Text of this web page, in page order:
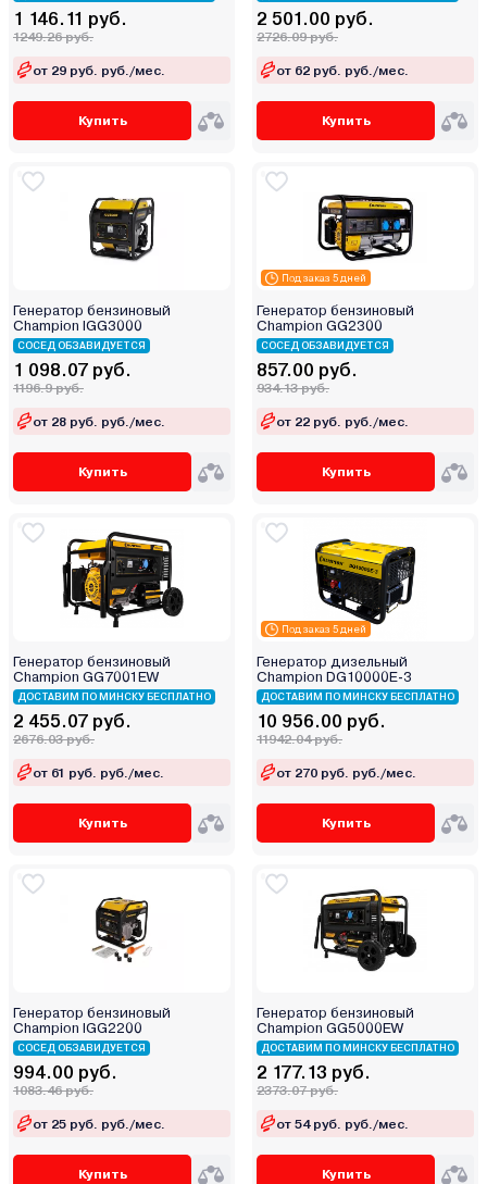
1 146.11 руб.
1249.26 руб.
от 29 руб. руб./мес.
Купить
2 501.00 руб.
2726.09 руб.
от 62 руб. руб./мес.
Купить
Генератор бензиновый
Champion IGG3000
СОСЕД ОБЗАВИДУЕТСЯ
1 098.07 руб.
1196.9 руб.
от 28 руб. руб./мес.
Купить
Под заказ 5 дней
Генератор бензиновый
Champion GG2300
СОСЕД ОБЗАВИДУЕТСЯ
857.00 руб.
934.13 руб.
от 22 руб. руб./мес.
Купить
Генератор бензиновый
Champion GG7001EW
ДОСТАВИМ ПО МИНСКУ БЕСПЛАТНО
2 455.07 руб.
2676.03 руб.
от 61 руб. руб./мес.
Купить
Под заказ 5 дней
Генератор дизельный
Champion DG10000E-3
ДОСТАВИМ ПО МИНСКУ БЕСПЛАТНО
10 956.00 руб.
11942.04 руб.
от 270 руб. руб./мес.
Купить
Генератор бензиновый
Champion IGG2200
СОСЕД ОБЗАВИДУЕТСЯ
994.00 руб.
1083.46 руб.
от 25 руб. руб./мес.
Купить
Генератор бензиновый
Champion GG5000EW
ДОСТАВИМ ПО МИНСКУ БЕСПЛАТНО
2 177.13 руб.
2373.07 руб.
от 54 руб. руб./мес.
Купить